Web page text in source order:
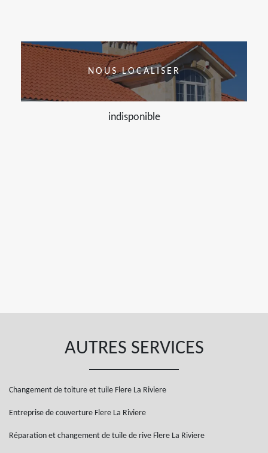
NOUS LOCALISER
indisponible
AUTRES SERVICES
Changement de toiture et tuile Flere La Riviere
Entreprise de couverture Flere La Riviere
Réparation et changement de tuile de rive Flere La Riviere